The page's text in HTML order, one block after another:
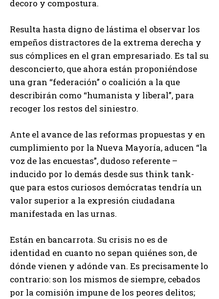
decoro y compostura.
Resulta hasta digno de lástima el observar los
empeños distractores de la extrema derecha y
sus cómplices en el gran empresariado. Es tal su
desconcierto, que ahora están proponiéndose
una gran “federación” o coalición a la que
describirán como “humanista y liberal”, para
recoger los restos del siniestro.
Ante el avance de las reformas propuestas y en
cumplimiento por la Nueva Mayoría, aducen “la
voz de las encuestas”, dudoso referente –
inducido por lo demás desde sus think tank-
que para estos curiosos demócratas tendría un
valor superior a la expresión ciudadana
manifestada en las urnas.
Están en bancarrota. Su crisis no es de
identidad en cuanto no sepan quiénes son, de
dónde vienen y adónde van. Es precisamente lo
contrario: son los mismos de siempre, cebados
por la comisión impune de los peores delitos;